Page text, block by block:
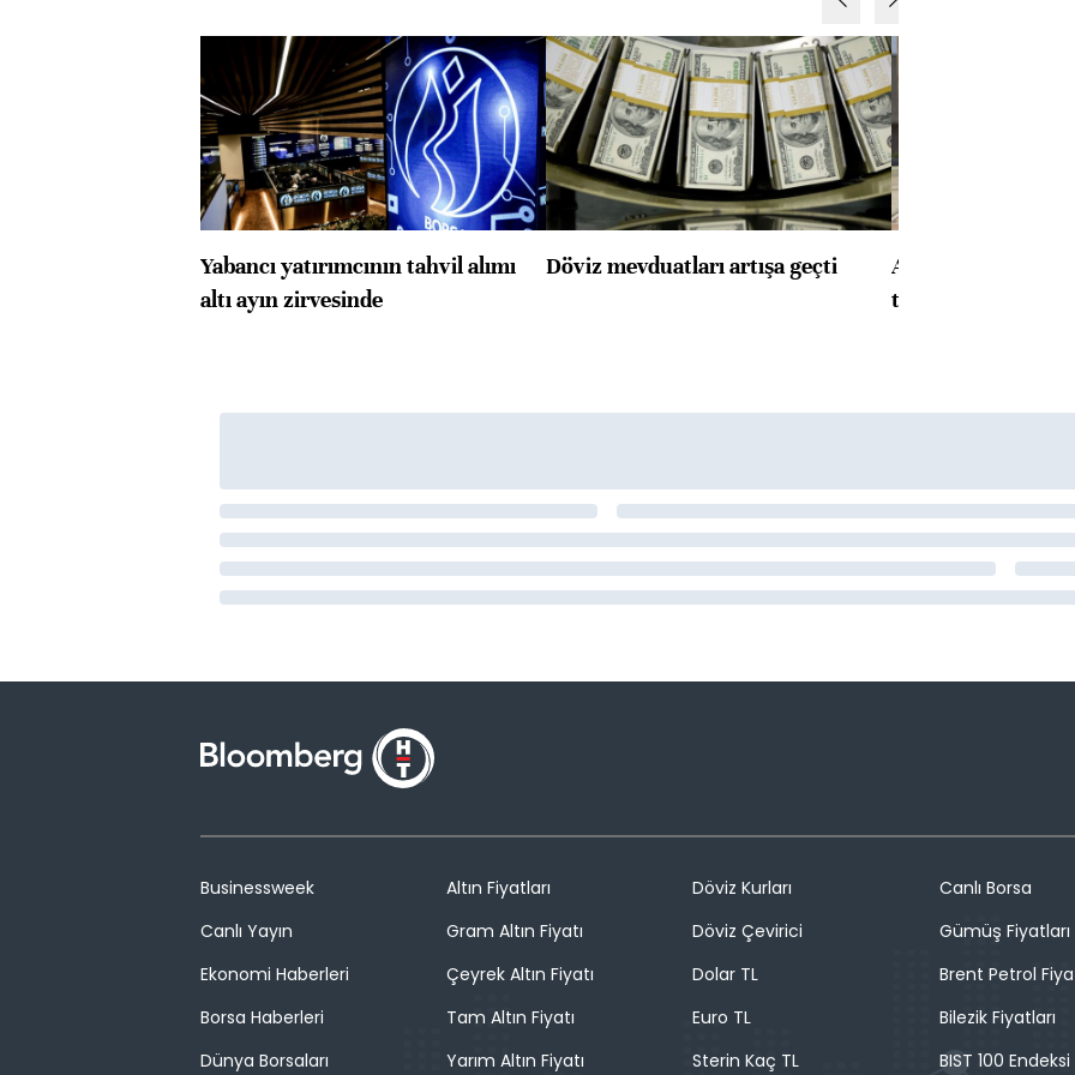
Yabancı yatırımcının tahvil alımı
altı ayın zirvesinde
Döviz mevduatları artışa geçti
ABD'de konut
toparlandı
Businessweek
Canlı Yayın
Ekonomi Haberleri
Borsa Haberleri
Dünya Borsaları
Altın Fiyatları
Gram Altın Fiyatı
Çeyrek Altın Fiyatı
Tam Altın Fiyatı
Yarım Altın Fiyatı
Döviz Kurları
Döviz Çevirici
Dolar TL
Euro TL
Sterin Kaç TL
Canlı Borsa
Gümüş Fiyatları
Brent Petrol
Bilezik Fiyatları
BIST 100 Endeksi